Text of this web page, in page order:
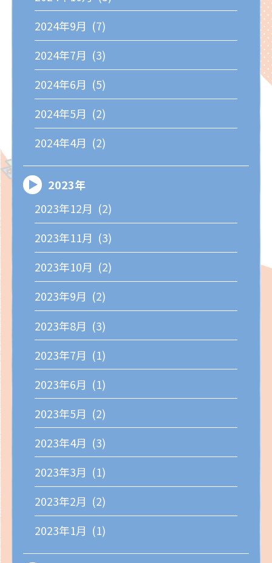
2024年9月 (7)
2024年7月 (3)
2024年6月 (5)
2024年5月 (2)
2024年4月 (2)
2023年
2023年12月 (2)
2023年11月 (3)
2023年10月 (2)
2023年9月 (2)
2023年8月 (3)
2023年7月 (1)
2023年6月 (1)
2023年5月 (2)
2023年4月 (3)
2023年3月 (1)
2023年2月 (2)
2023年1月 (1)